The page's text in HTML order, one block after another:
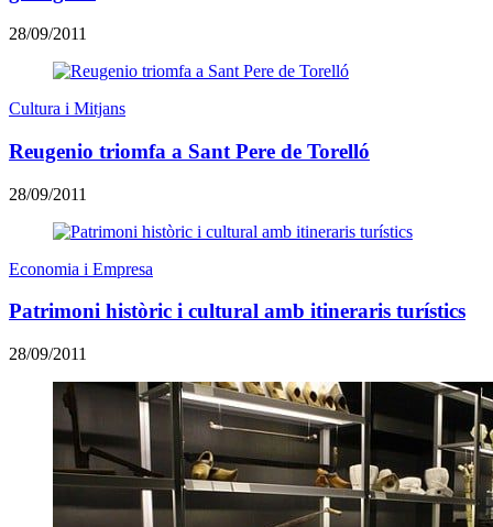
28/09/2011
Cultura i Mitjans
Reugenio triomfa a Sant Pere de Torelló
28/09/2011
Economia i Empresa
Patrimoni històric i cultural amb itineraris turístics
28/09/2011